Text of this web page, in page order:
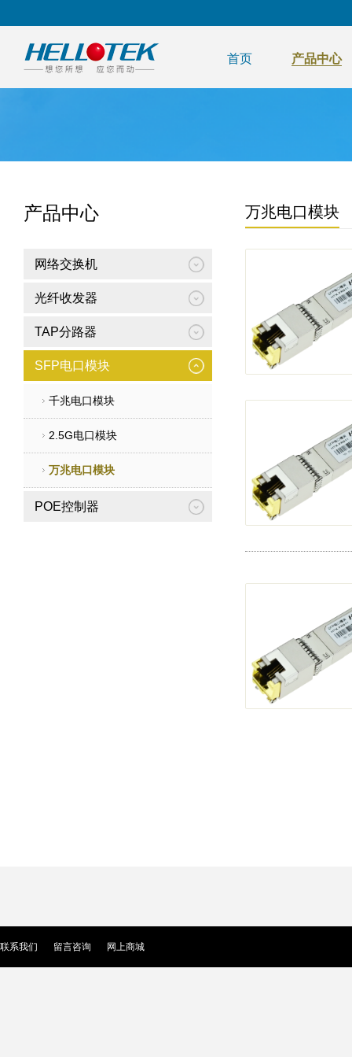
首页 产品中心
产品中心
网络交换机
光纤收发器
TAP分路器
SFP电口模块
千兆电口模块
2.5G电口模块
万兆电口模块
POE控制器
万兆电口模块
联系我们 留言咨询 网上商城